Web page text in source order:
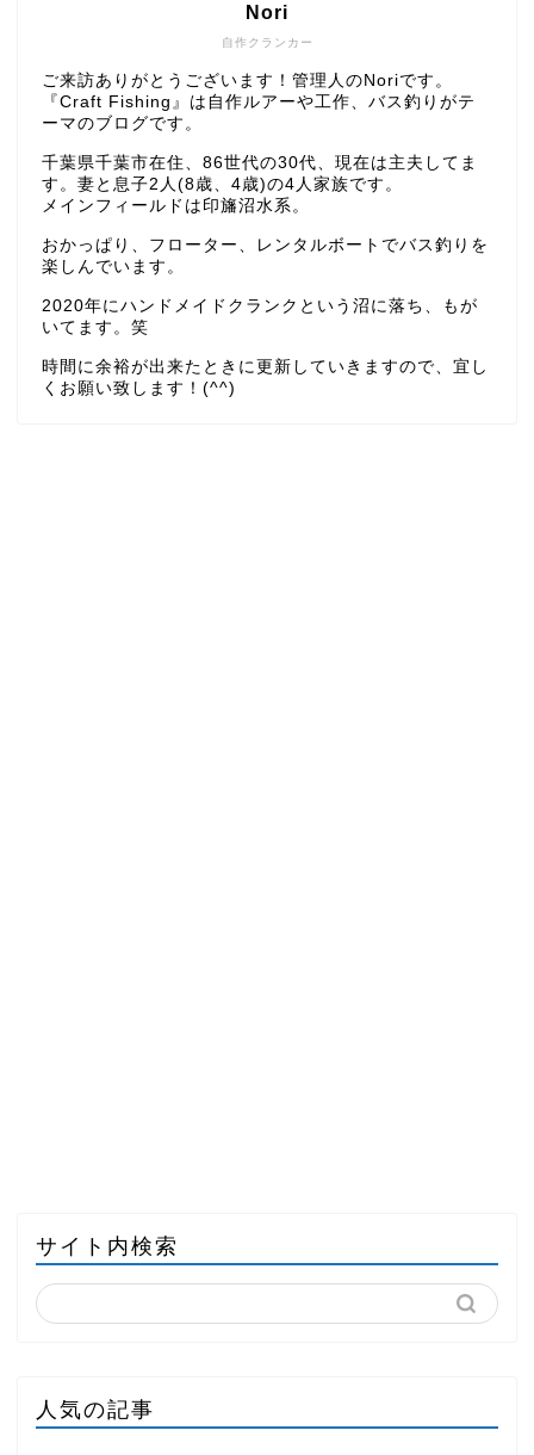
自作クランカー
Nori
ご来訪ありがとうございます！管理人のNoriです。
『Craft Fishing』は自作ルアーや工作、バス釣りがテ
ーマのブログです。
千葉県千葉市在住、86世代の30代、現在は主夫してま
す。妻と息子2人(8歳、4歳)の4人家族です。
メインフィールドは印旛沼水系。
おかっぱり、フローター、レンタルボートでバス釣りを
楽しんでいます。
2020年にハンドメイドクランクという沼に落ち、もが
いてます。笑
時間に余裕が出来たときに更新していきますので、宜し
くお願い致します！(^^)
サイト内検索
人気の記事